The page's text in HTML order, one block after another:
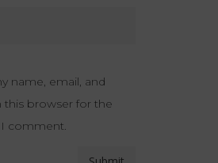
name, email, and
this browser for the
comment.